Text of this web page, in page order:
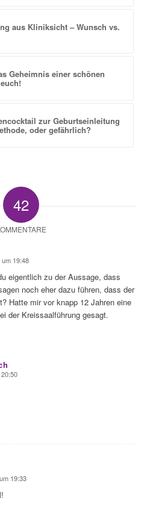
aus Kliniksicht – Wunsch vs.
Geheimnis einer schönen
zur Geburtseinleitung
oder gefährlich?
42
19:48
eigentlich zu der Aussage, dass
noch eher dazu führen, dass der
Hatte mir vor knapp 12 Jahren eine
der Kreissaalführung gesagt.
19:33